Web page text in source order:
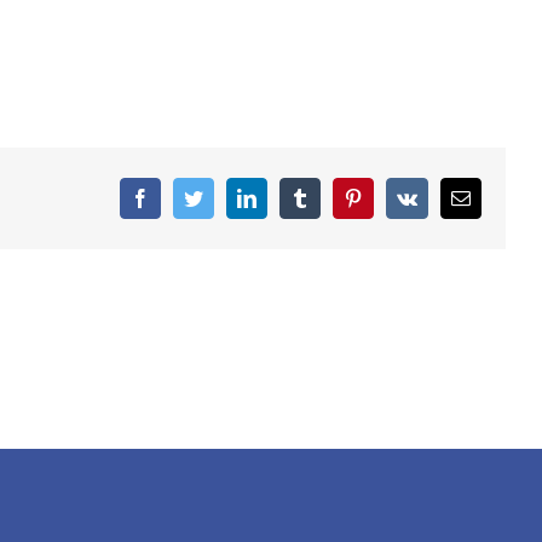
facebooktwitter linkedin tumblr pinterestvk Email